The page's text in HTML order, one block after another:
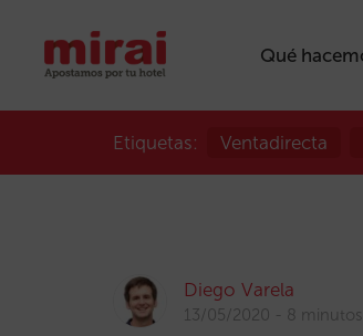
Qué
Etiquetas: Ventadirecta
Diego Varela
13/05/2020 8